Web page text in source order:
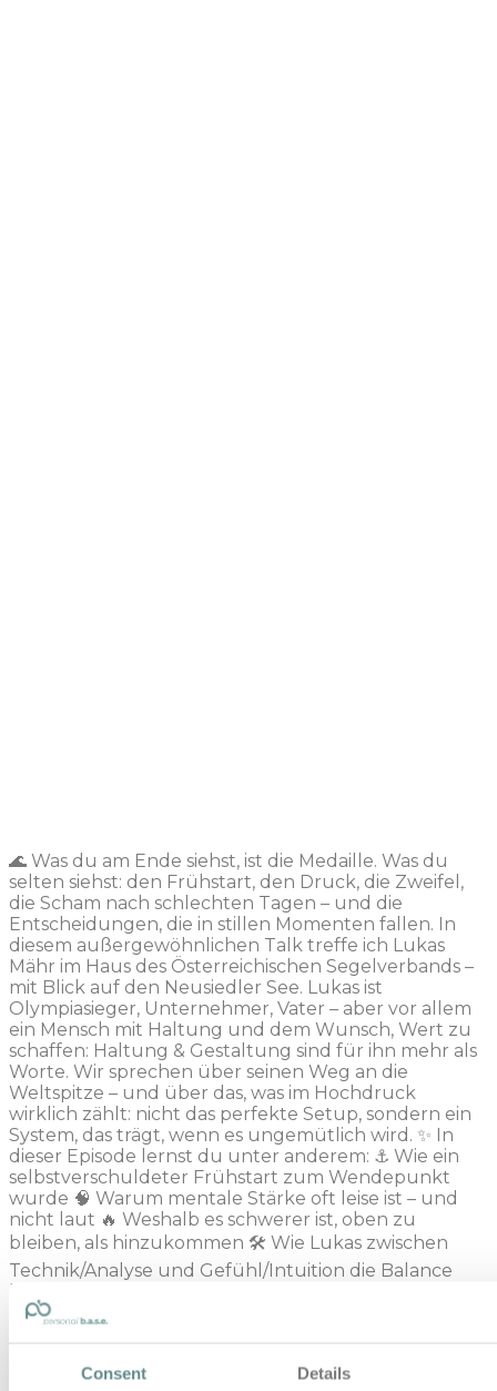
Consent Details
🌊 Was du am Ende siehst, ist die Medaille. Was du
selten siehst: den Frühstart, den Druck, die Zweifel,
die Scham nach schlechten Tagen – und die
Entscheidungen, die in stillen Momenten fallen. In
diesem außergewöhnlichen Talk treffe ich Lukas
Mähr im Haus des Österreichischen Segelverbands –
mit Blick auf den Neusiedler See. Lukas ist
Olympiasieger, Unternehmer, Vater – aber vor allem
ein Mensch mit Haltung und dem Wunsch, Wert zu
schaffen: Haltung & Gestaltung sind für ihn mehr als
Worte. Wir sprechen über seinen Weg an die
Weltspitze – und über das, was im Hochdruck
wirklich zählt: nicht das perfekte Setup, sondern ein
System, das trägt, wenn es ungemütlich wird. ✨ In
dieser Episode lernst du unter anderem: ⚓ Wie ein
selbstverschuldeter Frühstart zum Wendepunkt
wurde 🧠 Warum mentale Stärke oft leise ist – und
nicht laut 🔥 Weshalb es schwerer ist, oben zu
bleiben, als hinzukommen 🛠️ Wie Lukas zwischen
Technik/Analyse und Gefühl/Intuition die Balance
hält 🥤 Warum Basics wie Wasser, Ernährung,
Regeneration langweilig – aber spielentscheidend
“prozessorientiert bleiben” in Wahrheit zu den